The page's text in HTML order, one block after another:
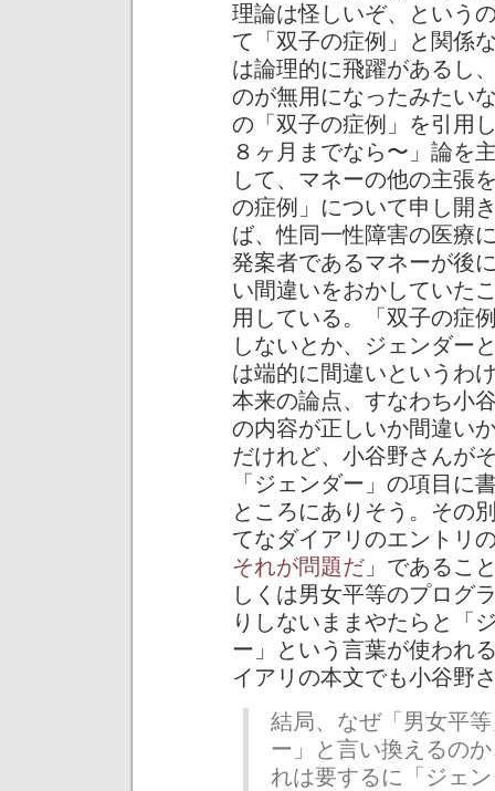
理論は怪しいぞ、という
て「双子の症例」と関係
は論理的に飛躍があるし
のが無用になったみたい
の「双子の症例」を引用
８ヶ月までなら〜」論を
して、マネーの他の主張
の症例」について申し開
ば、性同一性障害の医療
発案者であるマネーが後
い間違いをおかしていた
用している。「双子の症
しないとか、ジェンダー
は端的に間違いというわ
本来の論点、すなわち小
の内容が正しいか間違い
だけれど、小谷野さんが
「ジェンダー」の項目に
ところにありそう。その
てなダイアリのエントリ
それが問題だ 」であるこ
しくは男女平等のプログ
りしないままやたらと「
ー」という言葉が使われ
イアリの本文でも小谷野
結局、なぜ「男女平
ー」と言い換えるの
れは要するに「ジェ